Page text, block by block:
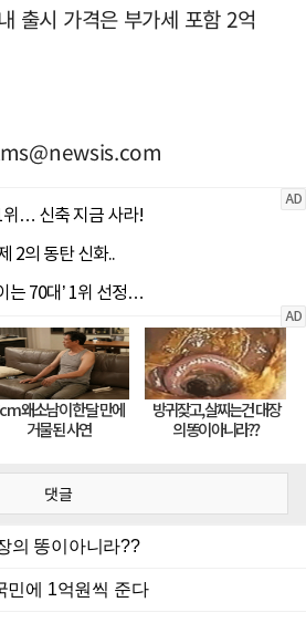
출시 가격은 부가세 포함 2억
댓글